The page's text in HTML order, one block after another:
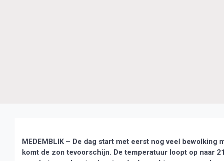
MEDEMBLIK – De dag start met eerst nog veel
komt de zon tevoorschijn. De temperatuur loopt op naar